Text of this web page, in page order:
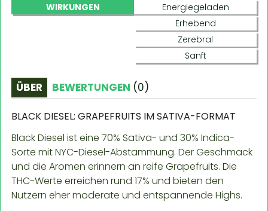
WIRKUNGEN
Energiegeladen
Erhebend
Zerebral
Sanft
ÜBER BEWERTUNGEN (0)
BLACK DIESEL: GRAPEFRUITS IM SATIVA-FORMAT
Black Diesel ist eine 70% Sativa- und 30% Indica-
Sorte mit NYC-Diesel-Abstammung. Der Geschmack
und die Aromen erinnern an reife Grapefruits. Die
THC-Werte erreichen rund 17% und bieten den
Nutzern eher moderate und entspannende Highs.